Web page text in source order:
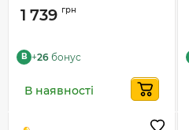
1 739 грн
B +26 бонус
В наявності